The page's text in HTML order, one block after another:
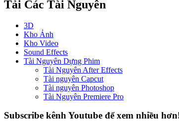
Tải Các Tài Nguyên
3D
Kho Ảnh
Kho Video
Sound Effects
Tài Nguyên Dựng Phim
Tài Nguyên After Effects
Tài nguyên Capcut
Tài nguyên Photoshop
Tài Nguyên Premiere Pro
Subscribe kênh Youtube để xem nhiều